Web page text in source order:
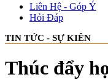
Liên Hệ - Góp Ý
Hỏi Đáp
TIN TỨC - SỰ KIÊN
Thúc đẩy